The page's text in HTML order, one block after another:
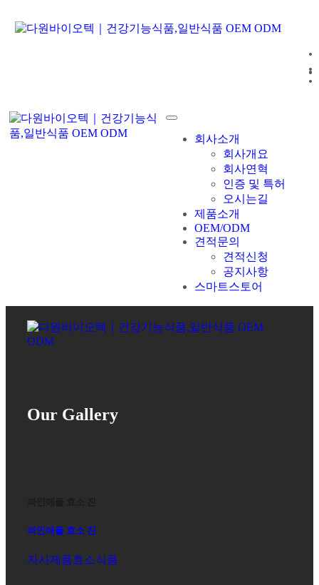
회사소개
회사개요
회사연혁
인증 및 특허
오시는길
제품소개
OEM/ODM
견적문의
견적신청
공지사항
스마트스토어
Our Gallery
파인애플 효소 진
자사제품효소식품